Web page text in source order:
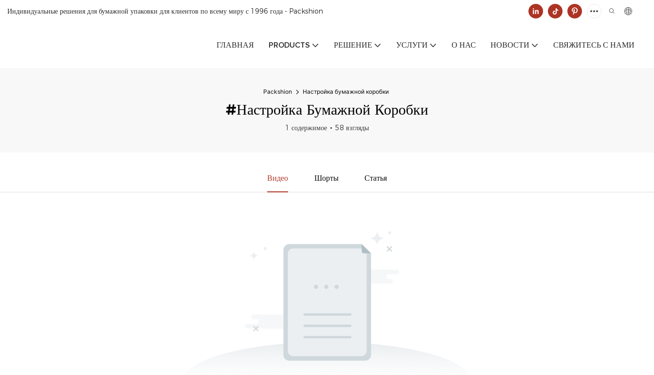
Индивидуальные решения для бумажной упаковки для клиентов по всему миру с 1996 года - Packshion
ГЛАВНАЯ PRODUCTS РЕШЕНИЕ УСЛУГИ О НАС НОВОСТИ СВЯЖИТЕСЬ С НАМИ
Packshion Настройка бумажной коробки
#Настройка Бумажной Коробки
1 содержимое 58 взгляды
Видео Шорты Статья